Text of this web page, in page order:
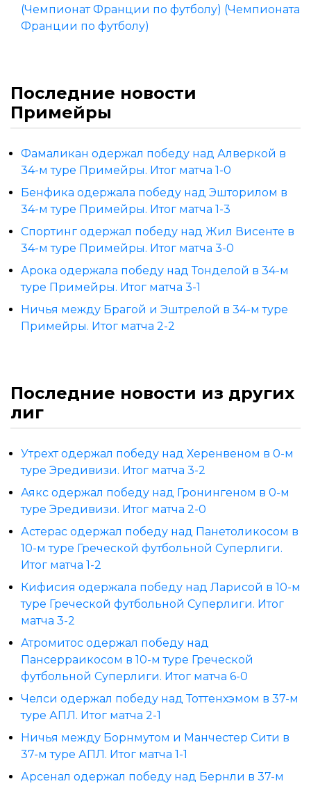
(Чемпионат Франции по футболу) (Чемпионата
Франции по футболу)
Последние новости
Примейры
Фамаликан одержал победу над Алверкой в
34-м туре Примейры. Итог матча 1-0
Бенфика одержала победу над Эшторилом в
34-м туре Примейры. Итог матча 1-3
Спортинг одержал победу над Жил Висенте в
34-м туре Примейры. Итог матча 3-0
Арока одержала победу над Тонделой в 34-м
туре Примейры. Итог матча 3-1
Ничья между Брагой и Эштрелой в 34-м туре
Примейры. Итог матча 2-2
Последние новости из других
лиг
Утрехт одержал победу над Херенвеном в 0-м
туре Эредивизи. Итог матча 3-2
Аякс одержал победу над Гронингеном в 0-м
туре Эредивизи. Итог матча 2-0
Астерас одержал победу над Панетоликосом в
10-м туре Греческой футбольной Суперлиги.
Итог матча 1-2
Кифисия одержала победу над Ларисой в 10-м
туре Греческой футбольной Суперлиги. Итог
матча 3-2
Атромитос одержал победу над
Пансерраикосом в 10-м туре Греческой
футбольной Суперлиги. Итог матча 6-0
Челси одержал победу над Тоттенхэмом в 37-м
туре АПЛ. Итог матча 2-1
Ничья между Борнмутом и Манчестер Сити в
37-м туре АПЛ. Итог матча 1-1
Арсенал одержал победу над Бернли в 37-м